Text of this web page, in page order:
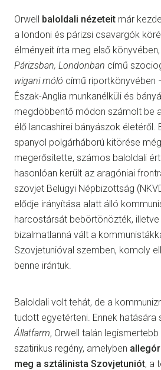
Orwell baloldali nézeteit már
a londoni és párizsi csavargók
élményeit írta meg első
Párizsban, Londonban című
wigani móló című riportkönyvében
Észak-Anglia munkanélküli és
megdöbbentő módon számolt be
élő lancashirei bányászok életéről.
spanyol polgárháború kitörése
megerősítette, számos baloldali
hasonlóan került az aragóniai
szovjet Belügyi Népbizottság
elődje irányítása alatt álló
harcostársát bebörtönözték,
bizalmatlanná vált a
Szovjetunióval szemben, komoly
benne irántuk.
Baloldali volt tehát, de a
tudott egyetérteni. Ennek hatására
Állatfarm, Orwell talán
szatirikus regény, amelyben
meg a sztálinista Szovjetuniót, a